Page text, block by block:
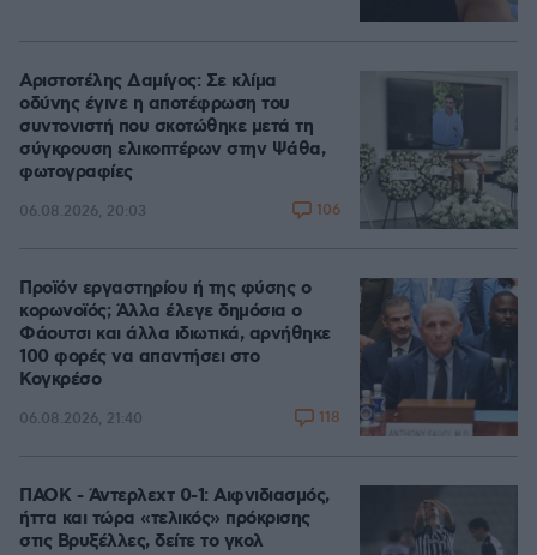
Αριστοτέλης Δαμίγος: Σε κλίμα
οδύνης έγινε η αποτέφρωση του
συντονιστή που σκοτώθηκε μετά τη
σύγκρουση ελικοπτέρων στην Ψάθα,
φωτογραφίες
06.08.2026, 20:03 106
Προϊόν εργαστηρίου ή της φύσης ο
κορωνοϊός; Άλλα έλεγε δημόσια ο
Φάουτσι και άλλα ιδιωτικά, αρνήθηκε
100 φορές να απαντήσει στο
Κογκρέσο
06.08.2026, 21:40 118
ΠΑΟΚ - Άντερλεχτ 0-1: Αιφνιδιασμός,
ήττα και τώρα «τελικός» πρόκρισης
στις Βρυξέλλες, δείτε το γκολ